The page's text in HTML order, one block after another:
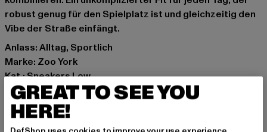
robust genug für den Spielplatz ist und gleichzeitig den
Vibe der Straße einfängt.
Anlass: Alltag, Sportlich
Marke: Zoo York
Kat.: Sneakers Low
Farbe: rosa
Hersteller Farbe: pink
Obermaterial: sonstiges Material
GREAT TO SEE YOU
HERE!